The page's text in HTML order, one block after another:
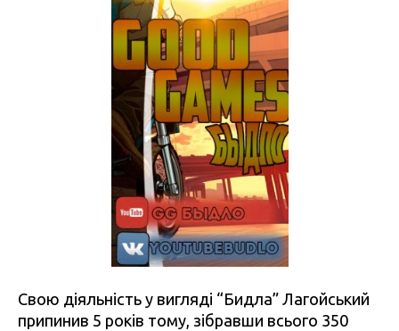
Свою діяльність у вигляді “Бидла” Лагойський
припинив 5 років тому, зібравши всього 350